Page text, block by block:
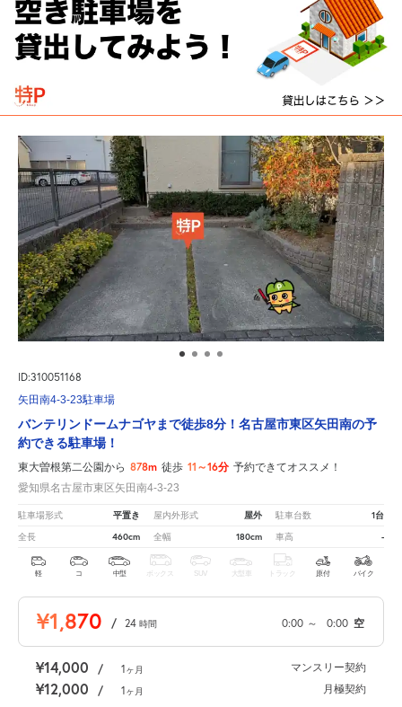
ID:310051168
矢田南4-3-23駐車場
バンテリンドームナゴヤまで徒歩8分！名古屋市東区矢田南の予
約できる駐車場！
東大曽根第二公園から 878m 徒歩 11～16分 予約できてオススメ！
愛知県名古屋市東区矢田南4-3-23
駐車場形式 平置き 屋内外形式 屋外 駐車台数 1台
全長 460cm 全幅 180cm 車高 -
軽 コ 中型 ボックス SUV 大型車 トラック 原付 バイク
¥1,870 / 24 時間 0:00 ～ 0:00 空
¥14,000 / 1ヶ月 マンスリー契約
¥12,000 / 1ヶ月 月極契約